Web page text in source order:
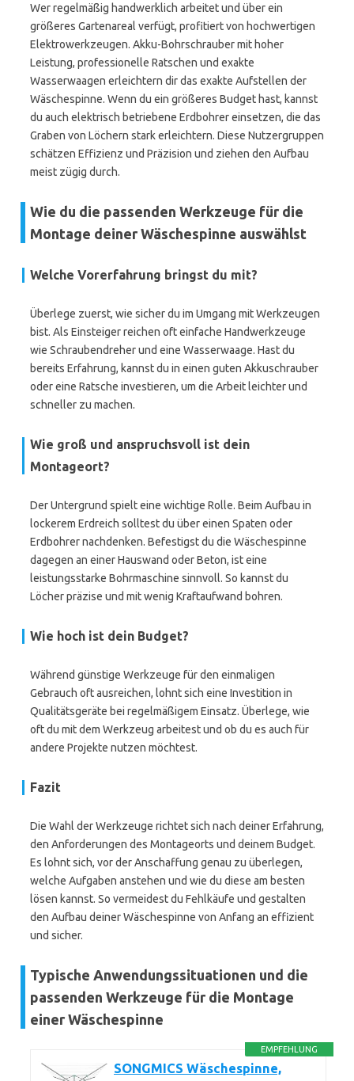
Wer regelmäßig handwerklich arbeitet und über ein
größeres Gartenareal verfügt, profitiert von hochwertigen
Elektrowerkzeugen. Akku-Bohrschrauber mit hoher
Leistung, professionelle Ratschen und exakte
Wasserwaagen erleichtern dir das exakte Aufstellen der
Wäschespinne. Wenn du ein größeres Budget hast, kannst
du auch elektrisch betriebene Erdbohrer einsetzen, die das
Graben von Löchern stark erleichtern. Diese Nutzergruppen
schätzen Effizienz und Präzision und ziehen den Aufbau
meist zügig durch.
Wie du die passenden Werkzeuge für die
Montage deiner Wäschespinne auswählst
Welche Vorerfahrung bringst du mit?
Überlege zuerst, wie sicher du im Umgang mit Werkzeugen
bist. Als Einsteiger reichen oft einfache Handwerkzeuge
wie Schraubendreher und eine Wasserwaage. Hast du
bereits Erfahrung, kannst du in einen guten Akkuschrauber
oder eine Ratsche investieren, um die Arbeit leichter und
schneller zu machen.
Wie groß und anspruchsvoll ist dein
Montageort?
Der Untergrund spielt eine wichtige Rolle. Beim Aufbau in
lockerem Erdreich solltest du über einen Spaten oder
Erdbohrer nachdenken. Befestigst du die Wäschespinne
dagegen an einer Hauswand oder Beton, ist eine
leistungsstarke Bohrmaschine sinnvoll. So kannst du
Löcher präzise und mit wenig Kraftaufwand bohren.
Wie hoch ist dein Budget?
Während günstige Werkzeuge für den einmaligen
Gebrauch oft ausreichen, lohnt sich eine Investition in
Qualitätsgeräte bei regelmäßigem Einsatz. Überlege, wie
oft du mit dem Werkzeug arbeitest und ob du es auch für
andere Projekte nutzen möchtest.
Fazit
Die Wahl der Werkzeuge richtet sich nach deiner Erfahrung,
den Anforderungen des Montageorts und deinem Budget.
Es lohnt sich, vor der Anschaffung genau zu überlegen,
welche Aufgaben anstehen und wie du diese am besten
lösen kannst. So vermeidest du Fehlkäufe und gestalten
den Aufbau deiner Wäschespinne von Anfang an effizient
und sicher.
Typische Anwendungssituationen und die
passenden Werkzeuge für die Montage
einer Wäschespinne
EMPFEHLUNG
SONGMICS Wäschespinne,